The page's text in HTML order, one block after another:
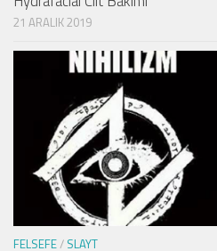
21 ARALIK 2019
FELSEFE/ SLAYT